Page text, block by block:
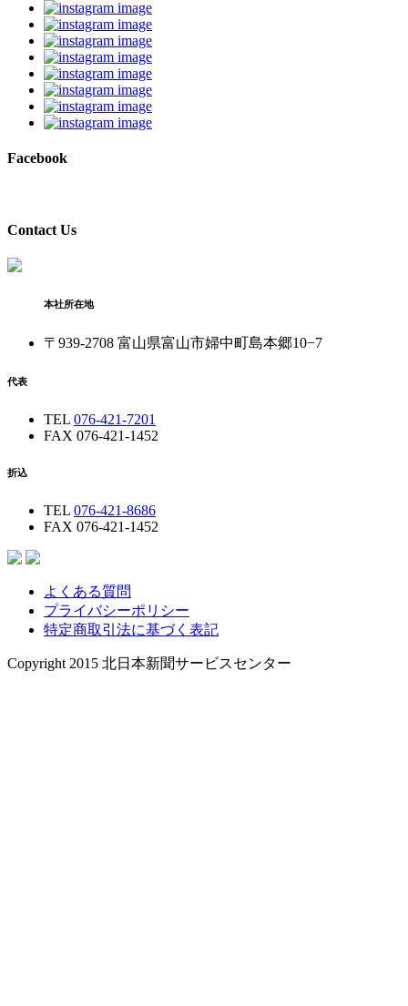
Facebook
Contact Us
本社所在地
〒939-2708 富山県富山市婦中町島本郷10−7
代表
TEL 076-421-7201
FAX 076-421-1452
折込
TEL 076-421-8686
FAX 076-421-1452
よくある質問
プライバシーポリシー
特定商取引法に基づく表記
Copyright 2015 北日本新聞サービスセンター